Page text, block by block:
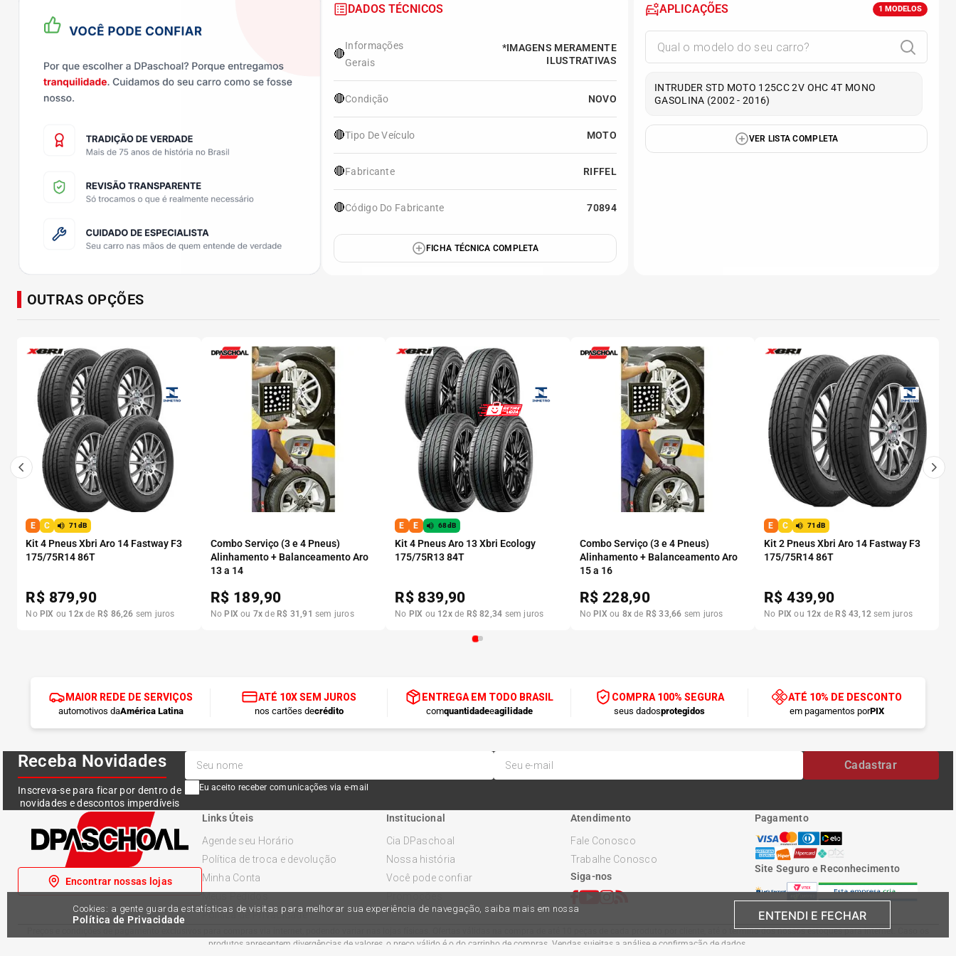
Cookies: a gente guarda estatísticas de visitas para melhorar sua experiência de navegação, saiba mais em nossa
Política de Privacidade ENTENDI E FECHAR
DADOS TÉCNICOS
🔴
Informações
Gerais
*IMAGENS MERAMENTE
ILUSTRATIVAS
🔴Condição NOVO
🔴Tipo De Veículo MOTO
🔴Fabricante RIFFEL
🔴Código Do Fabricante 70894
FICHA TÉCNICA COMPLETA
APLICAÇÕES 1 MODELOS
INTRUDER STD MOTO 125CC 2V OHC 4T MONO
GASOLINA (2002 - 2016)
VER LISTA COMPLETA
OUTRAS OPÇÕES
E C 71dB
Kit 4 Pneus Xbri Aro 14 Fastway F3
175/75R14 86T
R$ 879,90
No PIX ou 12x de R$ 86,26 sem juros
Combo Serviço (3 e 4 Pneus)
Alinhamento + Balanceamento Aro
13 a 14
R$ 189,90
No PIX ou 7x de R$ 31 ,91 sem juros
E E 68dB
Kit 4 Pneus Aro 13 Xbri Ecology
175/75R13 84T
R$ 839,90
No PIX ou 12xde R$ 82,34 sem juros
Combo Serviço (3 e 4 Pneus)
Alinhamento + Balanceamento Aro
15 a 16
R$ 228,90
No PIX ou 8x de R$ 33,66 sem juros
E C 71dB
Kit 2 Pneus Xbri Aro 14 Fastway F3
175/75R14 86T
R$439,90
No PIX ou 12x de R$ 43, 12 sem juros
MAIOR REDE DE SERVIÇOS
automotivos daAmérica Latina
ATÉ 10X SEM JUROS
nos cartões decrédito
ENTREGA EM TODO BRASIL
comquantidadeeagilidade
COMPRA 100% SEGURA
seus dadosprotegidos
ATÉ 10% DE DESCONTO
em pagamentos porPIX
Receba Novidades
Inscreva-se para ficar por dentro de
novidades e descontos imperdíveis
Cadastrar
Eu aceito receber comunicações via e-mail
Encontrar nossas lojas
Links Úteis
Agende seu Horário
Política de troca e devolução
Minha Conta
Política de Privacidade
Institucional
Cia DPaschoal
Nossa história
Você pode confiar
Atendimento
Fale Conosco
Trabalhe Conosco
Siga-nos
Pagamento
Site Seguro e Reconhecimento
Preços e condições de pagamento exclusivos para compras via internet, podendo variar nas lojas físicas. Ofertas válidas na compra de até 10 peças de cada produto por cliente, até o término dos nossos estoques para internet. Caso os
produtos apresentem divergências de valores, o preço válido é o do carrinho de compras. Vendas sujeitas a análise e confirmação de dados.